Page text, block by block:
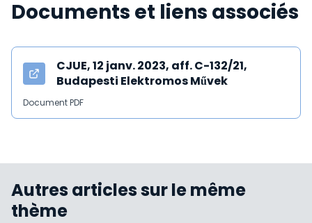
Documents et liens associés
CJUE, 12 janv. 2023, aff. C-132/21,
Budapesti Elektromos Művek
Document PDF
Autres articles sur le même
thème